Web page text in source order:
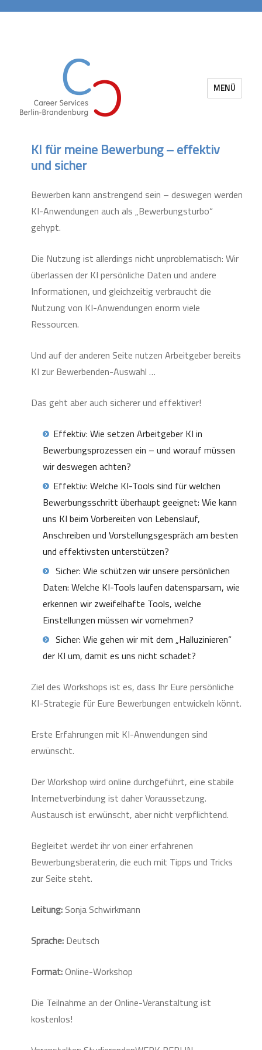
MENÜ
KI für meine Bewerbung – effektiv
und sicher
Bewerben kann anstrengend sein – deswegen werden
KI-Anwendungen auch als „Bewerbungsturbo“
gehypt.
Die Nutzung ist allerdings nicht unproblematisch: Wir
überlassen der KI persönliche Daten und andere
Informationen, und gleichzeitig verbraucht die
Nutzung von KI-Anwendungen enorm viele
Ressourcen.
Und auf der anderen Seite nutzen Arbeitgeber bereits
KI zur Bewerbenden-Auswahl …
Das geht aber auch sicherer und effektiver!
Effektiv: Wie setzen Arbeitgeber KI in
Bewerbungsprozessen ein – und worauf müssen
wir deswegen achten?
Effektiv: Welche KI-Tools sind für welchen
Bewerbungsschritt überhaupt geeignet: Wie kann
uns KI beim Vorbereiten von Lebenslauf,
Anschreiben und Vorstellungsgespräch am besten
und effektivsten unterstützen?
Sicher: Wie schützen wir unsere persönlichen
Daten: Welche KI-Tools laufen datensparsam, wie
erkennen wir zweifelhafte Tools, welche
Einstellungen müssen wir vornehmen?
Sicher: Wie gehen wir mit dem „Halluzinieren“
der KI um, damit es uns nicht schadet?
Ziel des Workshops ist es, dass Ihr Eure persönliche
KI-Strategie für Eure Bewerbungen entwickeln könnt.
Erste Erfahrungen mit KI-Anwendungen sind
erwünscht.
Der Workshop wird online durchgeführt, eine stabile
Internetverbindung ist daher Voraussetzung.
Austausch ist erwünscht, aber nicht verpflichtend.
Begleitet werdet ihr von einer erfahrenen
Bewerbungsberaterin, die euch mit Tipps und Tricks
zur Seite steht.
Leitung:Sonja Schwirkmann
Sprache:Deutsch
Format:Online-Workshop
Die Teilnahme an der Online-Veranstaltung ist
kostenlos!